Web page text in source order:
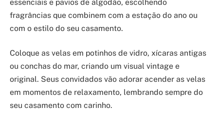
essenciais e pavios de algodão, escolhendo
fragrâncias que combinem com a estação do ano ou
com o estilo do seu casamento.
Coloque as velas em potinhos de vidro, xícaras antigas
ou conchas do mar, criando um visual vintage e
original. Seus convidados vão adorar acender as velas
em momentos de relaxamento, lembrando sempre do
seu casamento com carinho.